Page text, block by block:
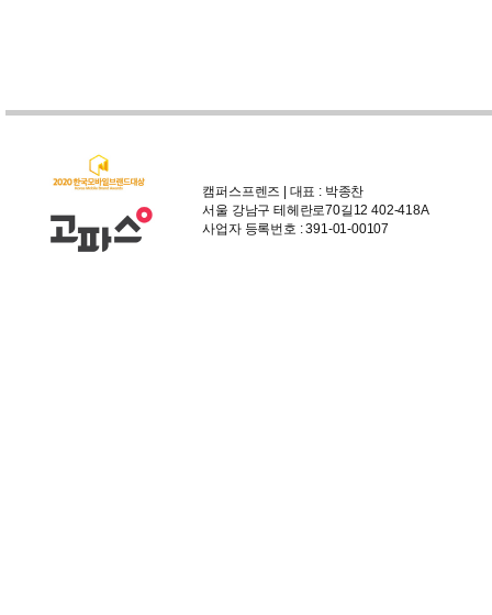
캠퍼스프렌즈 | 대표 : 박종찬
서울 강남구 테헤란로70길12 402-418A
사업자 등록번호 : 391-01-00107